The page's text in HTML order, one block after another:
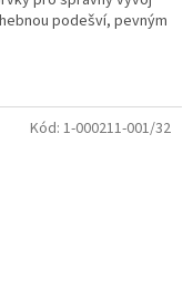
podešví, pevným
Kód: 1-000211-001/32